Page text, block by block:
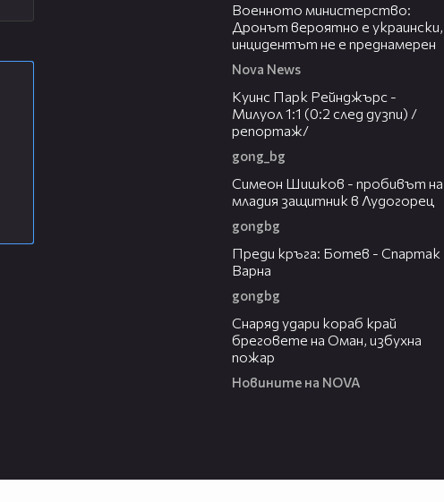
Военното министерство:
Дронът вероятно е украински,
инцидентът не е преднамерен
Nova News
Куинс Парк Рейнджърс -
Милуол 1:1 (0:2 след дузпи) /
репортаж/
gong_bg
Симеон Шишков - пробивът на
младия защитник в Лудогорец
gongbg
Преди кръга: Ботев - Спартак
Варна
gongbg
Снаряд удари кораб край
бреговете на Оман, избухна
пожар
Новините на NOVA